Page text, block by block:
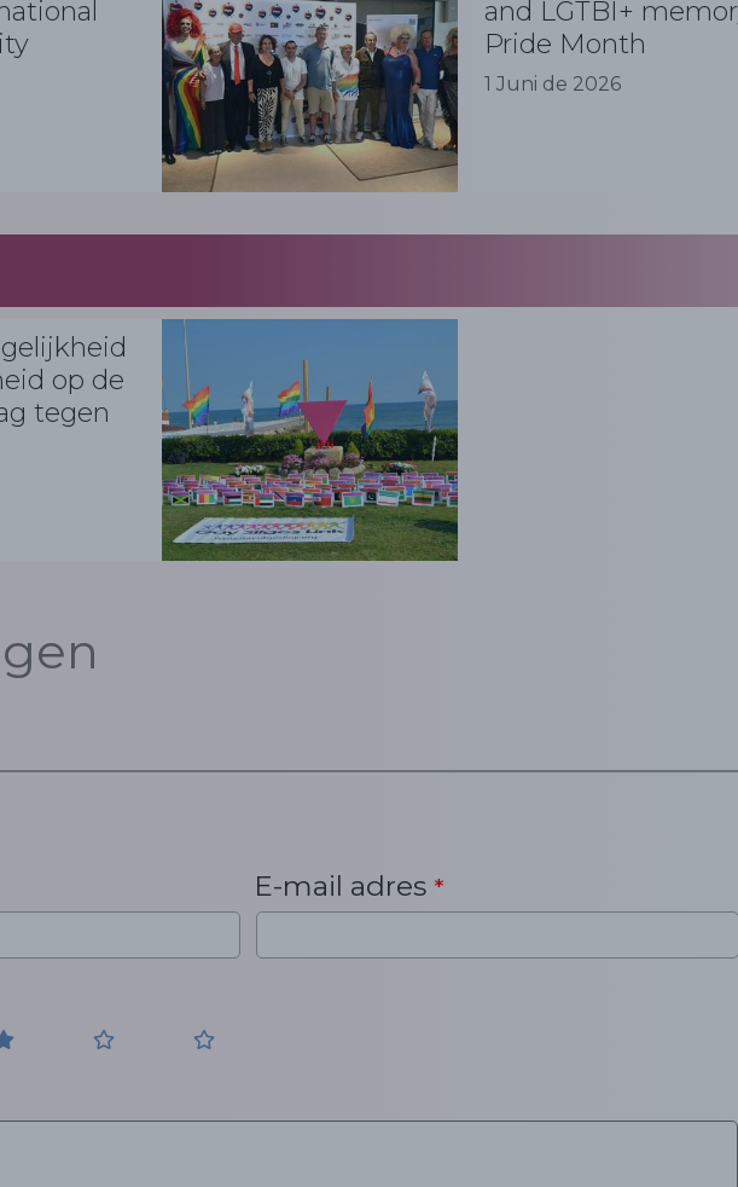
and LGTBI+
Pride Month
1 Juni de 2026
op de
tegen
E-mail adres *